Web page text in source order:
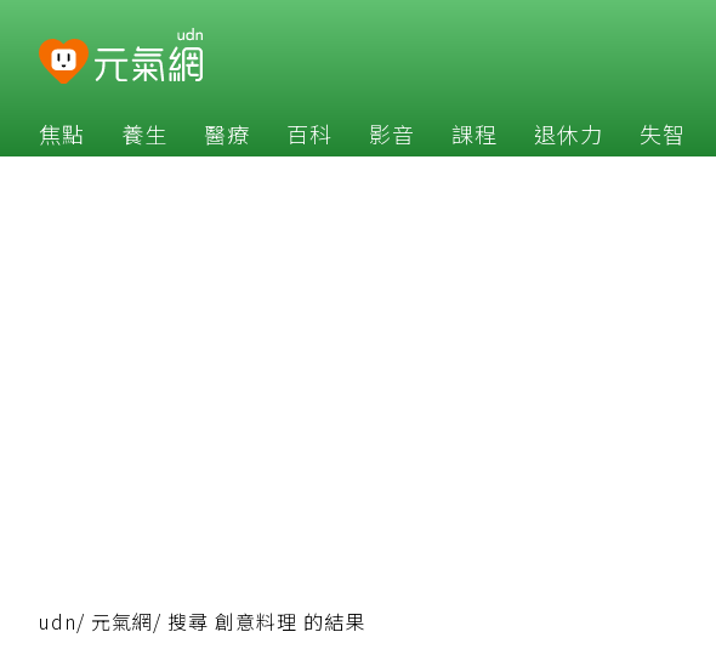
焦點 養生 醫療 百科 影音 課程 退休力 失智
udn/ 元氣網/ 搜尋 創意料理 的結果